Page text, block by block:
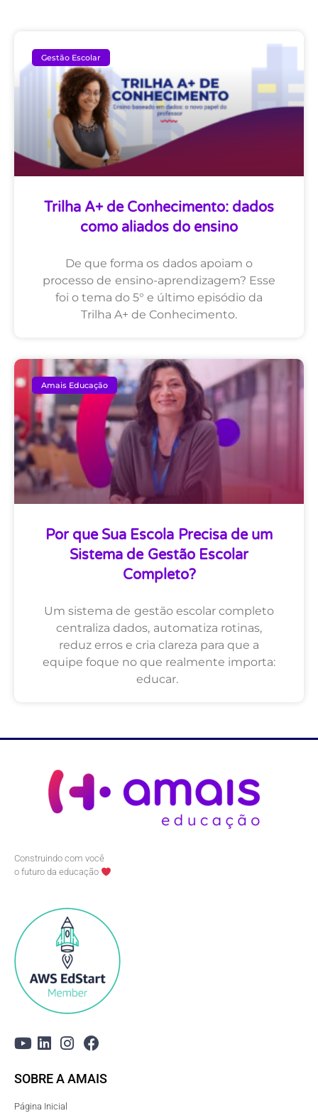
Gestão Escolar
Trilha A+ de Conhecimento: dados
como aliados do ensino
De que forma os dados apoiam o
processo de ensino-aprendizagem? Esse
foi o tema do 5° e último episódio da
Trilha A+ de Conhecimento.
Amais Educação
Por que Sua Escola Precisa de um
Sistema de Gestão Escolar
Completo?
Um sistema de gestão escolar completo
centraliza dados, automatiza rotinas,
reduz erros e cria clareza para que a
equipe foque no que realmente importa:
educar.
Construindo com você
o futuro da educação
SOBRE A AMAIS
Página Inicial